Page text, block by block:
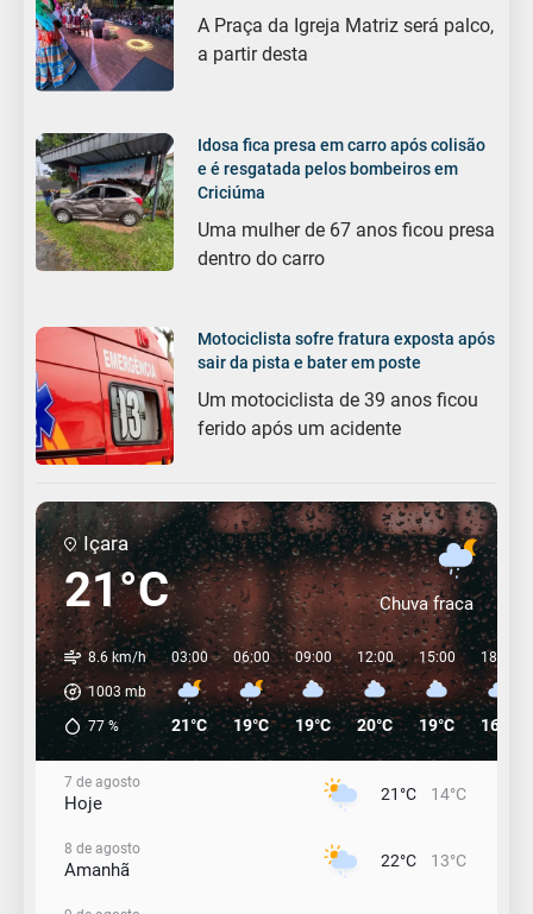
A Praça da Igreja Matriz será palco,
a partir desta
Idosa fica presa em carro após colisão
e é resgatada pelos bombeiros em
Criciúma
Uma mulher de 67 anos ficou presa
dentro do carro
Motociclista sofre fratura exposta após
sair da pista e bater em poste
Um motociclista de 39 anos ficou
ferido após um acidente
Içara
21°C Chuva fraca
8.6 km/h
1003 mb
77 %
03:00
21°C
06:00
19°C
09:00
19°C
12:00
20°C
15:00
19°C
18:00
16°C
7 de agosto
Hoje 21°C 14°C
8 de agosto
Amanhã 22°C 13°C